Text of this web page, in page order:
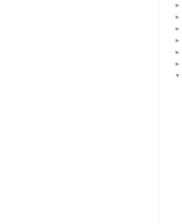
►
►
►
►
►
►
▼